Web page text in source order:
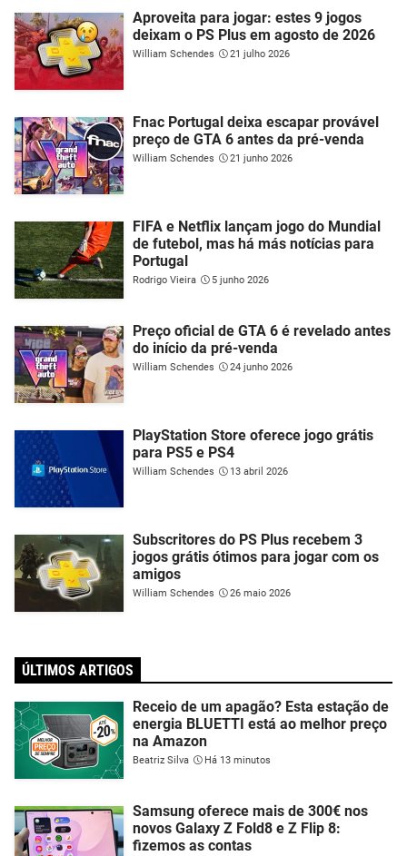
Aproveita para jogar: estes 9 jogos
deixam o PS Plus em agosto de 2026
William Schendes 21 julho 2026
Fnac Portugal deixa escapar provável
preço de GTA 6 antes da pré-venda
William Schendes 21 junho 2026
FIFA e Netflix lançam jogo do Mundial
de futebol, mas há más notícias para
Portugal
Rodrigo Vieira 5 junho 2026
Preço oficial de GTA 6 é revelado antes
do início da pré-venda
William Schendes 24 junho 2026
PlayStation Store oferece jogo grátis
para PS5 e PS4
William Schendes 13 abril 2026
Subscritores do PS Plus recebem 3
jogos grátis ótimos para jogar com os
amigos
William Schendes 26 maio 2026
ÚLTIMOS ARTIGOS
Receio de um apagão? Esta estação de
energia BLUETTI está ao melhor preço
na Amazon
Beatriz Silva Há 13 minutos
Samsung oferece mais de 300€ nos
novos Galaxy Z Fold8 e Z Flip 8:
fizemos as contas